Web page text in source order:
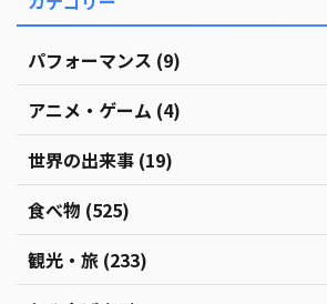
パフォーマンス (9)
アニメ・ゲーム (4)
世界の出来事 (19)
食べ物 (525)
観光・旅 (233)